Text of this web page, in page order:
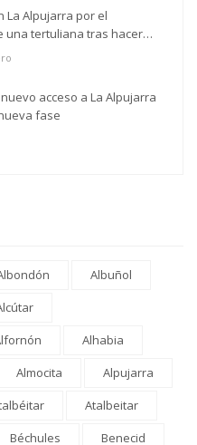
La Alpujarra por el
una tertuliana tras hacer
con la comarca
acceso a La Alpujarra
fase
Albuñol
Alhabia
Almocita
Alpujarra
Atalbeitar
Béchules
Benecid